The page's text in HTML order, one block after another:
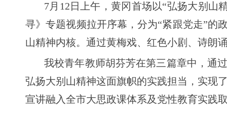
7月12日上午，黄冈首场以“弘扬大别山
寻》专题视频拉开序幕，分为“紧跟党走”的
山精神内核。通过黄梅戏、红色小剧、诗朗
我校青年教师胡芬芳在第三篇章中，通
弘扬大别山精神这面旗帜的实践担当，实现
宣讲融入全市大思政课体系及党性教育实践